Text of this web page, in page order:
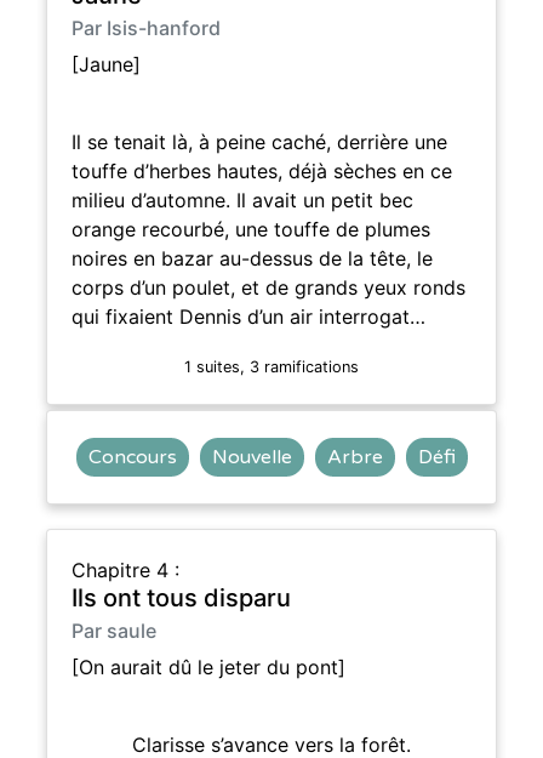
Par Isis-hanford
[Jaune]
Il se tenait là, à peine caché, derrière une
touffe d’herbes hautes, déjà sèches en ce
milieu d’automne. Il avait un petit bec
orange recourbé, une touffe de plumes
noires en bazar au-dessus de la tête, le
corps d’un poulet, et de grands yeux ronds
qui fixaient Dennis d’un air interrogat…
1 suites, 3 ramifications
Concours Nouvelle Arbre Défi
Chapitre 4 :
Ils ont tous disparu
Par saule
[On aurait dû le jeter du pont]
Clarisse s’avance vers la forêt.